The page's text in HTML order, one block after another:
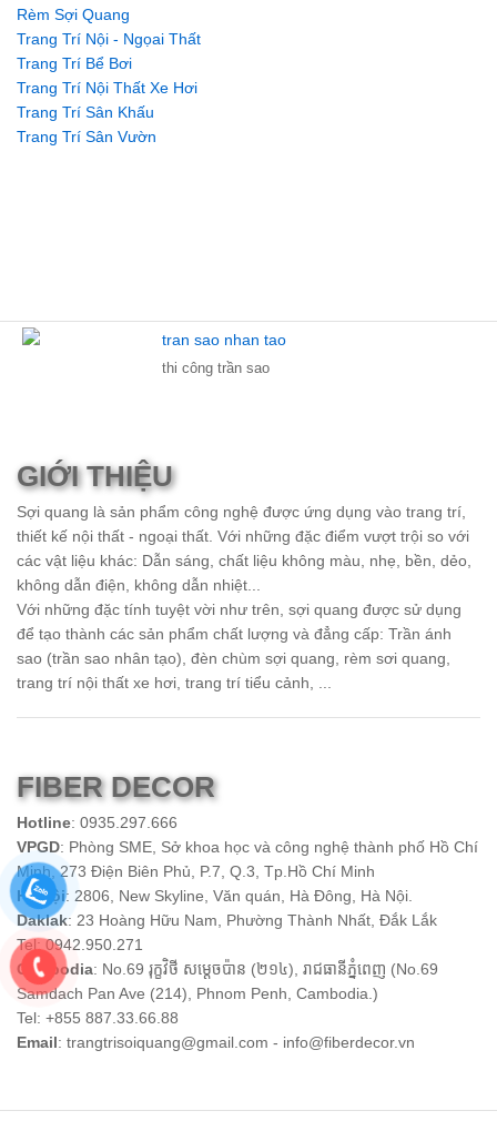
Rèm Sợi Quang
Trang Trí Nội - Ngọai Thất
Trang Trí Bể Bơi
Trang Trí Nội Thất Xe Hơi
Trang Trí Sân Khấu
Trang Trí Sân Vườn
thi công trần sao
GIỚI THIỆU
Sợi quang là sản phẩm công nghệ được ứng dụng vào trang trí,
thiết kế nội thất - ngoại thất. Với những đặc điểm vượt trội so với
các vật liệu khác: Dẫn sáng, chất liệu không màu, nhẹ, bền, dẻo,
không dẫn điện, không dẫn nhiệt...
Với những đặc tính tuyệt vời như trên, sợi quang được sử dụng
để tạo thành các sản phẩm chất lượng và đẳng cấp: Trần ánh
sao (trần sao nhân tạo), đèn chùm sợi quang, rèm sơi quang,
trang trí nội thất xe hơi, trang trí tiểu cảnh, ...
FIBER DECOR
Hotline: 0935.297.666
VPGD: Phòng SME, Sở khoa học và công nghệ thành phố Hồ Chí
Minh, 273 Điện Biên Phủ, P.7, Q.3, Tp.Hồ Chí Minh
Hà nội: 2806, New Skyline, Văn quán, Hà Đông, Hà Nội.
Daklak: 23 Hoàng Hữu Nam, Phường Thành Nhất, Đắk Lắk
Tel: 0942.950.271
Cambodia: No.69 រុក្ខវិថី សម្តេចប៉ាន (២១៤), រាជធានី​ភ្នំពេញ (No.69
Samdach Pan Ave (214), Phnom Penh, Cambodia.)
Tel: +855 887.33.66.88
Email: trangtrisoiquang@gmail.com - info@fiberdecor.vn